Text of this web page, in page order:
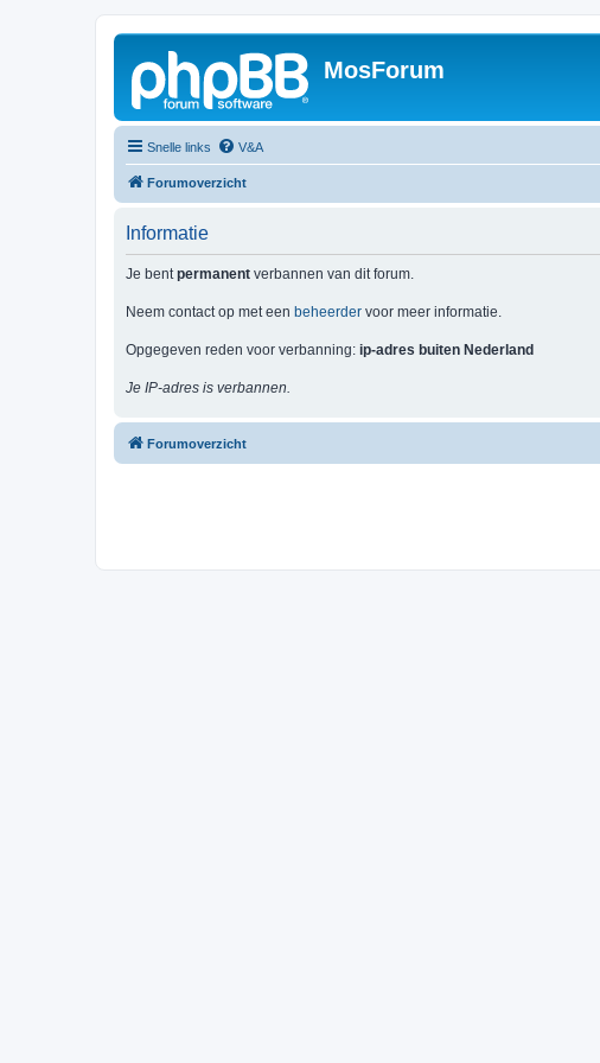
MosForum
Snelle links V&A
Forumoverzicht
Informatie
Je bentpermanent verbannen van dit forum.
Neem contact op met een beheerder voor meer informatie.
Opgegeven reden voor verbanning: ip-adres buiten Nederland
Je IP-adres is verbannen.
Forumoverzicht